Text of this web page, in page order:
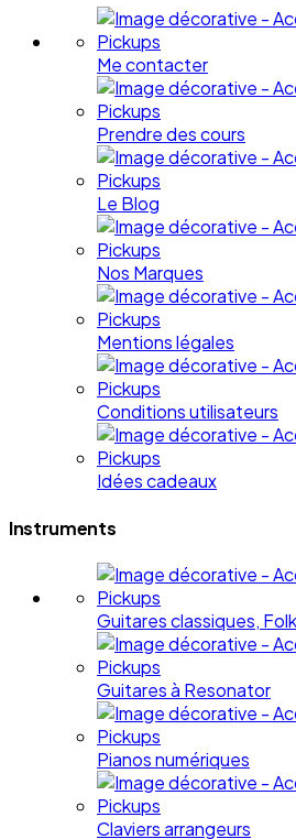
Me contacter
Prendre des cours
Le Blog
Nos Marques
Mentions légales
Conditions utilisateurs
Idées cadeaux
Instruments
Guitares classiques,
Guitares à Resonator
Pianos numériques
Claviers arrangeurs